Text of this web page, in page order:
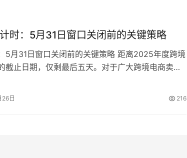
时：5月31日窗口关闭前的关键策略
5月31日窗口关闭前的关键策略 距离2025年度跨境
截止日期，仅剩最后五天。对于广大跨境电商卖家
日 216